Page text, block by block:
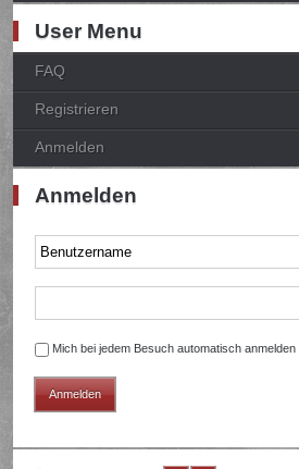
User Menu
FAQ
Registrieren
Anmelden
Anmelden
Mich bei jedem Besuch automatisch anmelden